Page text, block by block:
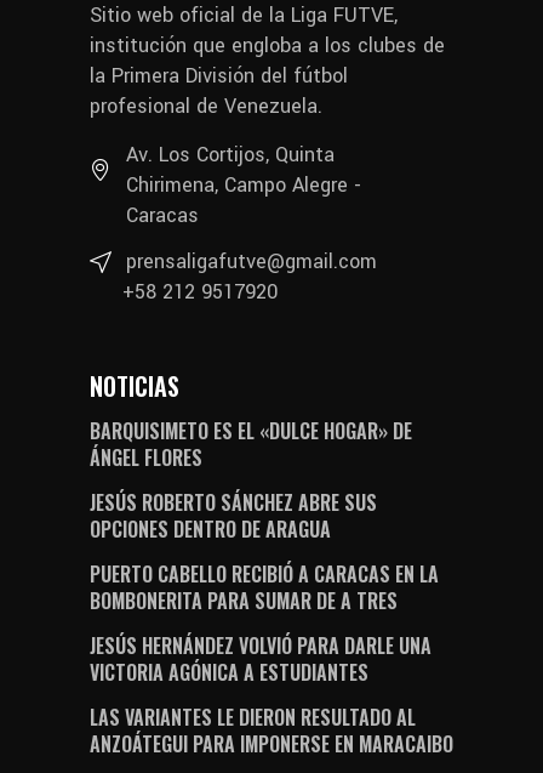
Sitio web oficial de la Liga FUTVE,
institución que engloba a los clubes de
la Primera División del fútbol
profesional de Venezuela.
Av. Los Cortijos, Quinta
Chirimena, Campo Alegre -
Caracas
prensaligafutve@gmail.com
+58 212 9517920
NOTICIAS
BARQUISIMETO ES EL «DULCE HOGAR» DE
ÁNGEL FLORES
JESÚS ROBERTO SÁNCHEZ ABRE SUS
OPCIONES DENTRO DE ARAGUA
PUERTO CABELLO RECIBIÓ A CARACAS EN LA
BOMBONERITA PARA SUMAR DE A TRES
JESÚS HERNÁNDEZ VOLVIÓ PARA DARLE UNA
VICTORIA AGÓNICA A ESTUDIANTES
LAS VARIANTES LE DIERON RESULTADO AL
ANZOÁTEGUI PARA IMPONERSE EN MARACAIBO